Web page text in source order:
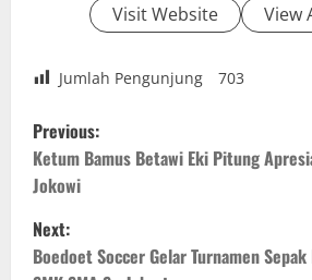
Visit Website View
Jumlah Pengunjung 703
P
o
s
t
Previous:
Ketum Bamus Betawi Eki Pitung
Jokowi
Next:
Boedoet Soccer Gelar Turnamen